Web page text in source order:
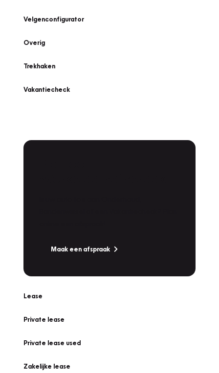
Velgenconfigurator
Overig
Trekhaken
Vakantiecheck
Maak een afspraak
Lease
Private lease
Private lease used
Zakelijke lease